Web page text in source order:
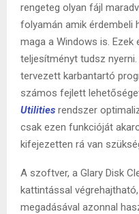
rengeteg olyan fájl
folyamán amik érdembeli
maga a Windows is. Ezek
teljesítményt tudsz
tervezett karbantartó
számos fejlett
Utilities rendszer
csak ezen funkcióját
kifejezetten rá van
A szoftver, a Glary Disk
kattintással
megadásával azonnal